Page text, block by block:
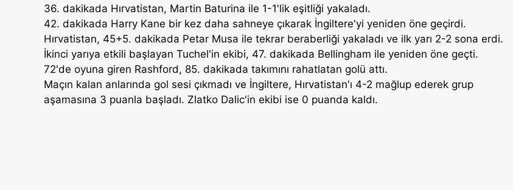
36. dakikada Hırvatistan, Martin Baturina ile 1-1'lik eşitliği yakaladı.
42. dakikada Harry Kane bir kez daha sahneye çıkarak İngiltere'yi yeniden öne geçirdi.
Hırvatistan, 45+5. dakikada Petar Musa ile tekrar beraberliği yakaladı ve ilk yarı 2-2 sona erdi.
İkinci yarıya etkili başlayan Tuchel'in ekibi, 47. dakikada Bellingham ile yeniden öne geçti.
72'de oyuna giren Rashford, 85. dakikada takımını rahatlatan golü attı.
Maçın kalan anlarında gol sesi çıkmadı ve İngiltere, Hırvatistan'ı 4-2 mağlup ederek grup
aşamasına 3 puanla başladı. Zlatko Dalic'in ekibi ise 0 puanda kaldı.